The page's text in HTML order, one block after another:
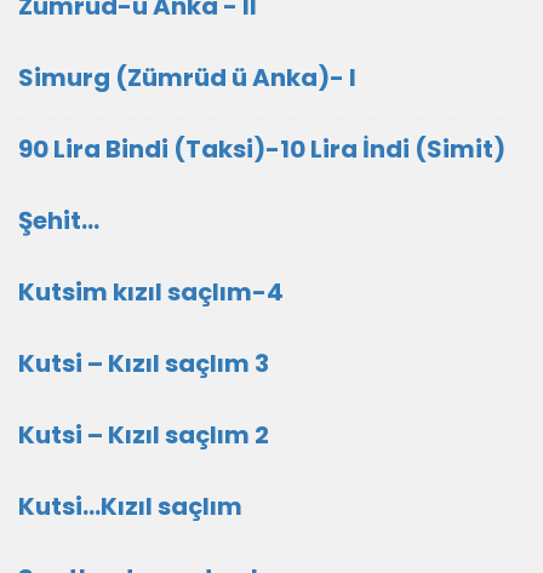
Simurg (Zümrüd ü Anka)- I
90 Lira Bindi (Taksi)-10 Lira İndi (Simit)
Şehit...
Kutsim kızıl saçlım-4
Kutsi – Kızıl saçlım 3
Kutsi – Kızıl saçlım 2
Kutsi...Kızıl saçlım